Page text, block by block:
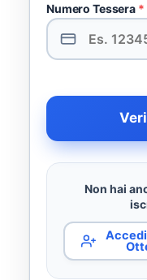
Numero Tessera *
Non hai